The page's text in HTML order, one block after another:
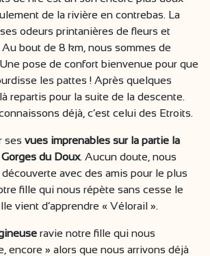
de la rivière en contrebas. La
odeurs printanières de fleurs et
Au bout de 8 km, nous sommes de
pose de confort bienvenue pour que
les pattes ! Après quelques
repartis pour la suite de la descente.
déjà, c’est celui des Etroits.
ses vues imprenables sur la partie la
du Doux. Aucun doute, nous
avec des amis pour le plus
fille qui nous répète sans cesse le
vient d’apprendre « Vélorail ».
ravie notre fille qui nous
encore » alors que nous arrivons déjà